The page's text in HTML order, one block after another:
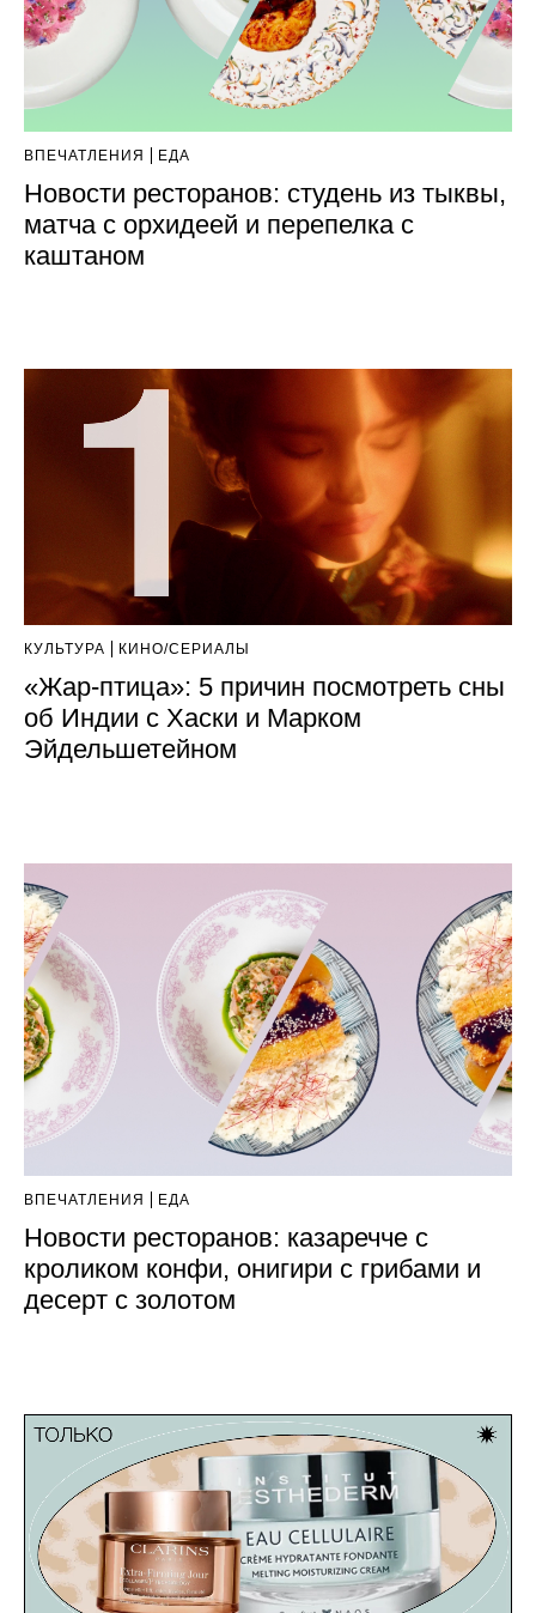
ВПЕЧАТЛЕНИЯ ЕДА
Новости ресторанов: студень из тыквы,
матча с орхидеей и перепелка с
каштаном
КУЛЬТУРА КИНО/СЕРИАЛЫ
«Жар-птица»: 5 причин посмотреть сны
об Индии с Хаски и Марком
Эйдельшетейном
ВПЕЧАТЛЕНИЯ ЕДА
Новости ресторанов: казаречче с
кроликом конфи, онигири с грибами и
десерт с золотом